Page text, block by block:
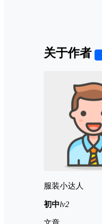
关于作者
服装小达人
初中lv2